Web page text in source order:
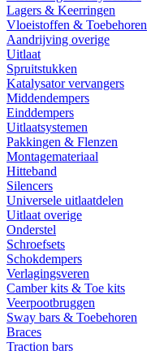
Lagers & Keerringen
Vloeistoffen & Toebehoren
Aandrijving overige
Uitlaat
Spruitstukken
Katalysator vervangers
Middendempers
Einddempers
Uitlaatsystemen
Pakkingen & Flenzen
Montagemateriaal
Hitteband
Silencers
Universele uitlaatdelen
Uitlaat overige
Onderstel
Schroefsets
Schokdempers
Verlagingsveren
Camber kits & Toe kits
Veerpootbruggen
Sway bars & Toebehoren
Braces
Traction bars